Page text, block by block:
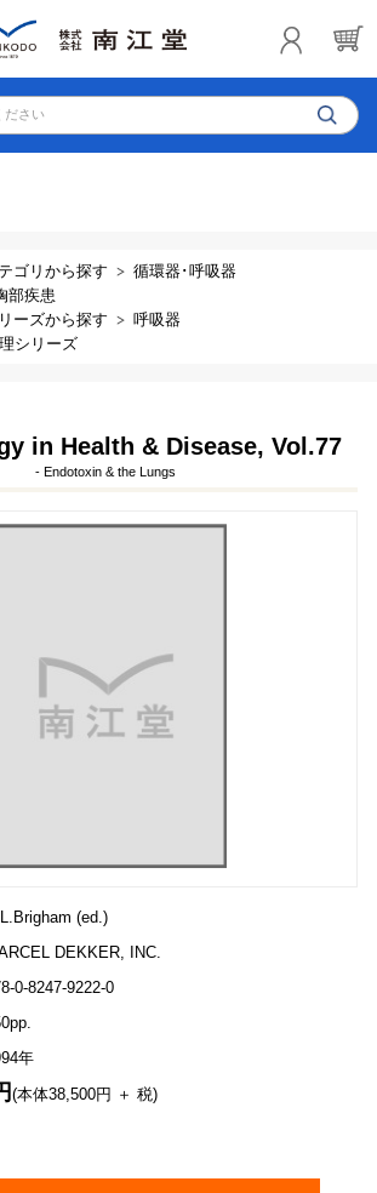
ださい
ゴリから探す
循環器･呼吸器
部疾患
ーズから探す
呼吸器
シリーズ
in Health & Disease, Vol.77
- Endotoxin & the Lungs
(ed.)
DEKKER, INC.
0-8247-9222-0
年
(本体38,500円 ＋ 税)